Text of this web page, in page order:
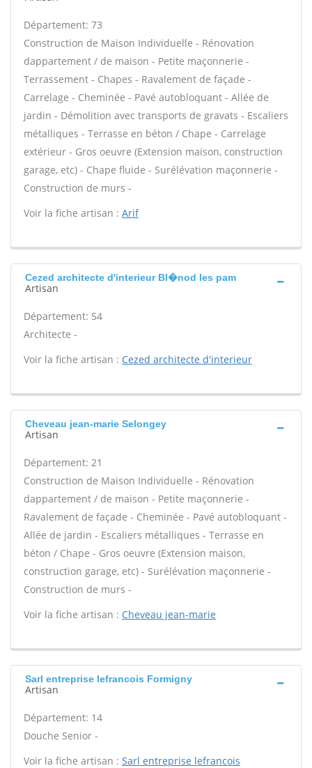
Département: 73
Construction de Maison Individuelle - Rénovation
dappartement / de maison - Petite maçonnerie -
Terrassement - Chapes - Ravalement de façade -
Carrelage - Cheminée - Pavé autobloquant - Allée de
jardin - Démolition avec transports de gravats - Escaliers
métalliques - Terrasse en béton / Chape - Carrelage
extérieur - Gros oeuvre (Extension maison, construction
garage, etc) - Chape fluide - Surélévation maçonnerie -
Construction de murs -
Voir la fiche artisan : Arif
Cezed architecte d'interieur Bl�nod les pam
Artisan
Département: 54
Architecte -
Voir la fiche artisan : Cezed architecte d'interieur
Cheveau jean-marie Selongey
Artisan
Département: 21
Construction de Maison Individuelle - Rénovation
dappartement / de maison - Petite maçonnerie -
Ravalement de façade - Cheminée - Pavé autobloquant -
Allée de jardin - Escaliers métalliques - Terrasse en
béton / Chape - Gros oeuvre (Extension maison,
construction garage, etc) - Surélévation maçonnerie -
Construction de murs -
Voir la fiche artisan : Cheveau jean-marie
Sarl entreprise lefrancois Formigny
Artisan
Département: 14
Douche Senior -
Voir la fiche artisan : Sarl entreprise lefrancois